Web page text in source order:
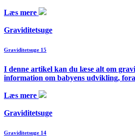
Læs mere
Graviditetsuge
Graviditetsuge 15
I denne artikel kan du læse alt om
information om babyens udvikling,
Læs mere
Graviditetsuge
Graviditetsuge 14